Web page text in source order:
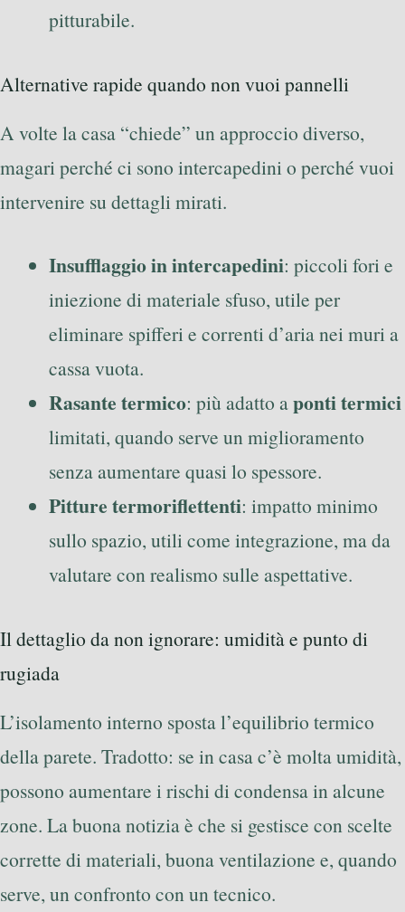
pitturabile.
Alternative rapide quando non vuoi pannelli
A volte la casa “chiede” un approccio diverso,
magari perché ci sono intercapedini o perché vuoi
intervenire su dettagli mirati.
Insufflaggio in intercapedini: piccoli fori e
iniezione di materiale sfuso, utile per
eliminare spifferi e correnti d’aria nei muri a
cassa vuota.
Rasante termico: più adatto aponti termici
limitati, quando serve un miglioramento
senza aumentare quasi lo spessore.
Pitture termoriflettenti: impatto minimo
sullo spazio, utili come integrazione, ma da
valutare con realismo sulle aspettative.
Il dettaglio da non ignorare: umidità e punto di
rugiada
L’isolamento interno sposta l’equilibrio termico
della parete. Tradotto: se in casa c’è molta umidità,
possono aumentare i rischi di condensa in alcune
zone. La buona notizia è che si gestisce con scelte
corrette di materiali, buona ventilazione e, quando
serve, un confronto con un tecnico.